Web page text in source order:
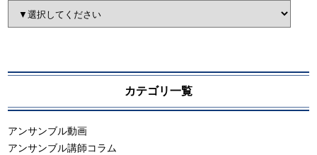
カテゴリ一覧
アンサンブル動画
アンサンブル講師コラム